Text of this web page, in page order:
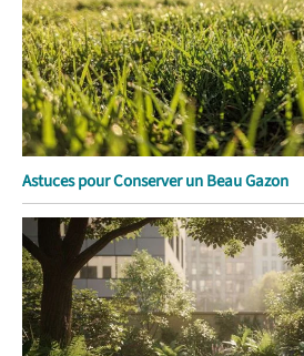
Astuces pour Conserver un Beau Gazon